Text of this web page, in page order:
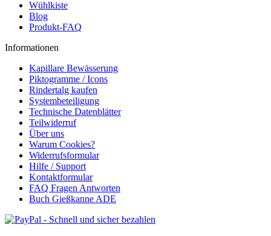
Wühlkiste
Blog
Produkt-FAQ
Informationen
Kapillare Bewässerung
Piktogramme / Icons
Rindertalg kaufen
Systembeteiligung
Technische Datenblätter
Teilwiderruf
Über uns
Warum Cookies?
Widerrufsformular
Hilfe / Support
Kontaktformular
FAQ Fragen Antworten
Buch Gießkanne ADE